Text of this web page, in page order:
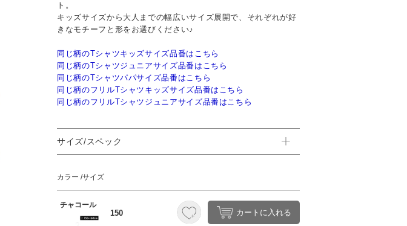
ト。
キッズサイズから大人までの幅広いサイズ展開で、それぞれが好
きなモチーフと形をお選びください♪
同じ柄のTシャツキッズサイズ品番はこちら
同じ柄のTシャツジュニアサイズ品番はこちら
同じ柄のTシャツパパサイズ品番はこちら
同じ柄のフリルTシャツキッズサイズ品番はこちら
同じ柄のフリルTシャツジュニアサイズ品番はこちら
サイズ/スペック
カラー サイズ
チャコール
150 カートに入れる